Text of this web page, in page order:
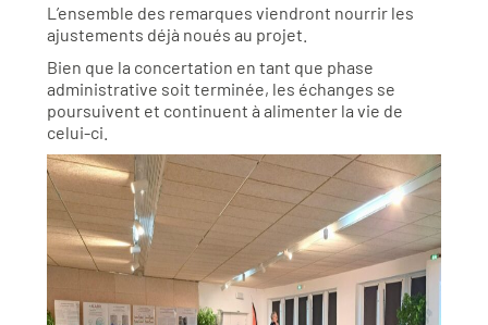
L’ensemble des remarques viendront nourrir les
ajustements déjà noués au projet.
Bien que la concertation en tant que phase
administrative soit terminée, les échanges se
poursuivent et continuent à alimenter la vie de
celui-ci.